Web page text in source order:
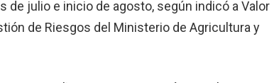
julio e inicio de agosto, según indicó a Valor
de Riesgos del Ministerio de Agricultura y